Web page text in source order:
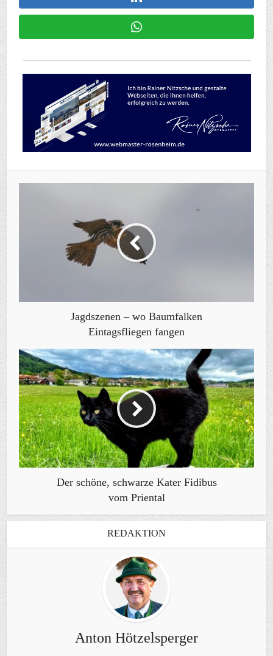
Jagdszenen – wo Baumfalken
Eintagsfliegen fangen
Der schöne, schwarze Kater Fidibus
vom Priental
REDAKTION
Anton Hötzelsperger